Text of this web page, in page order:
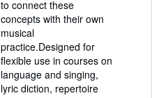
to connect these
concepts with their own
musical
practice.Designed for
flexible use in courses on
language and singing,
lyric diction, repertoire